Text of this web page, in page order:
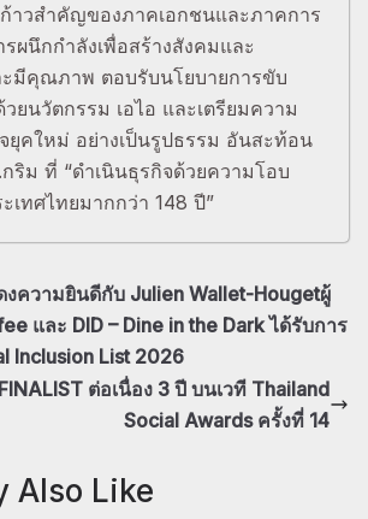
าวสำคัญของภาคเอกชนและภาคการ
ผนึกกำลังเพื่อสร้างสังคมและ
มีคุณภาพ ตอบรับนโยบายการขับ
วยนวัตกรรม เอไอ และเตรียมความ
ยุคใหม่ อย่างเป็นรูปธรรม อันสะท้อน
ริม ที่ “ดำเนินธุรกิจด้วยความโอบ
เทศไทยมากกว่า 148 ปี”
งความยินดีกับ Julien Wallet-Hougetผู้
และ DID – Dine in the Dark ได้รับการ
Inclusion List 2026
ต่อเนื่อง 3 ปี บนเวที Thailand
Social Awards ครั้งที่ 14
Also Like